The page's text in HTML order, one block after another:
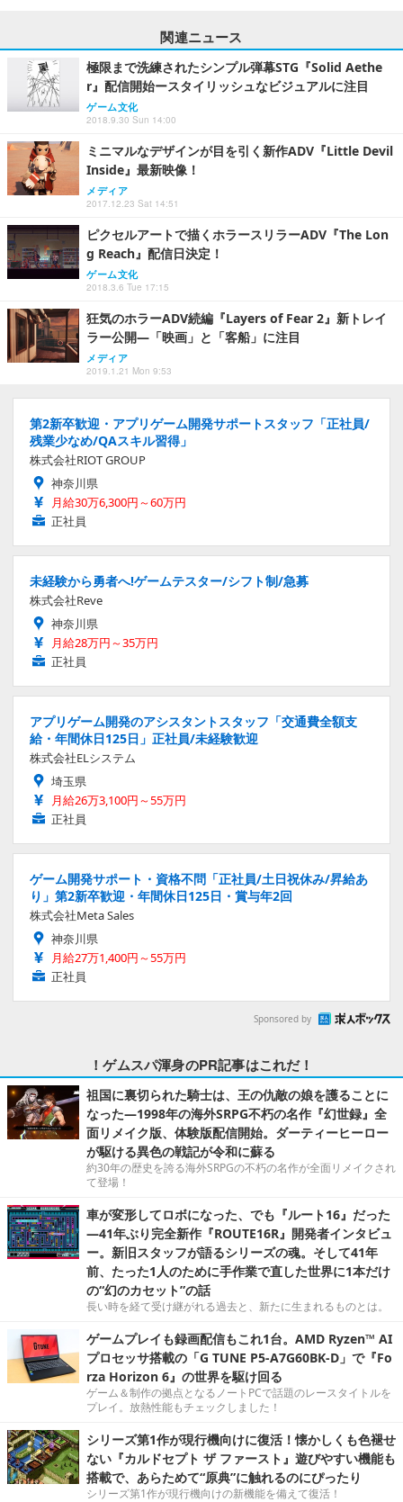
関連ニュース
極限まで洗練されたシンプル弾幕STG『Solid Aethe
r』配信開始ースタイリッシュなビジュアルに注目
ゲーム文化
2018.9.30 Sun 14:00
ミニマルなデザインが目を引く新作ADV『Little Devil
Inside』最新映像！
メディア
2017.12.23 Sat 14:51
ピクセルアートで描くホラースリラーADV『The Lon
g Reach』配信日決定！
ゲーム文化
2018.3.6 Tue 17:15
狂気のホラーADV続編『Layers of Fear 2』新トレイ
ラー公開―「映画」と「客船」に注目
メディア
2019.1.21 Mon 9:53
第2新卒歓迎・アプリゲーム開発サポートスタッフ「正社員/
残業少なめ/QAスキル習得」
株式会社RIOT GROUP
神奈川県
月給30万6,300円～60万円
正社員
未経験から勇者へ!ゲームテスター/シフト制/急募
株式会社Reve
神奈川県
月給28万円～35万円
正社員
アプリゲーム開発のアシスタントスタッフ「交通費全額支
給・年間休日125日」正社員/未経験歓迎
株式会社ELシステム
埼玉県
月給26万3,100円～55万円
正社員
ゲーム開発サポート・資格不問「正社員/土日祝休み/昇給あ
り」第2新卒歓迎・年間休日125日・賞与年2回
株式会社Meta Sales
神奈川県
月給27万1,400円～55万円
正社員
Sponsored by
！ゲムスパ渾身のPR記事はこれだ！
祖国に裏切られた騎士は、王の仇敵の娘を護ることに
なった―1998年の海外SRPG不朽の名作『幻世録』全
面リメイク版、体験版配信開始。ダーティーヒーロー
が駆ける異色の戦記が令和に蘇る
約30年の歴史を誇る海外SRPGの不朽の名作が全面リメイクされ
て登場！
車が変形してロボになった、でも『ルート16』だった
―41年ぶり完全新作『ROUTE16R』開発者インタビュ
ー。新旧スタッフが語るシリーズの魂。そして41年
前、たった1人のために手作業で直した世界に1本だけ
の“幻のカセット”の話
長い時を経て受け継がれる過去と、新たに生まれるものとは。
ゲームプレイも録画配信もこれ1台。AMD Ryzen™ AI
プロセッサ搭載の「G TUNE P5-A7G60BK-D」で『Fo
rza Horizon 6』の世界を駆け回る
ゲーム＆制作の拠点となるノートPCで話題のレースタイトルを
プレイ。放熱性能もチェックしました！
シリーズ第1作が現行機向けに復活！懐かしくも色褪せ
ない『カルドセプト ザ ファースト』遊びやすい機能も
搭載で、あらためて“原典”に触れるのにぴったり
シリーズ第1作が現行機向けの新機能を備えて復活！